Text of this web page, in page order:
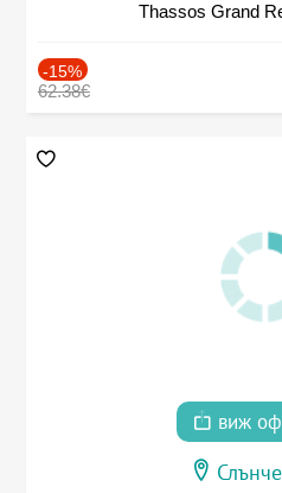
Thassos Grand
-15%
62.38€
виж